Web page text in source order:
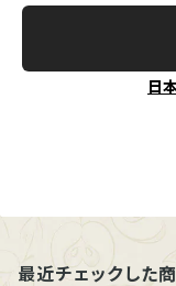
日
最近チェックした